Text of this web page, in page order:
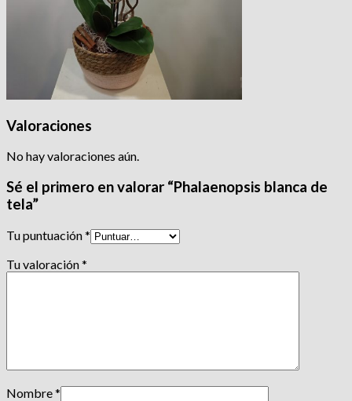
Valoraciones
No hay valoraciones aún.
Sé el primero en valorar “Phalaenopsis blanca de
tela”
Tu puntuación*
Tu valoración*
Nombre*